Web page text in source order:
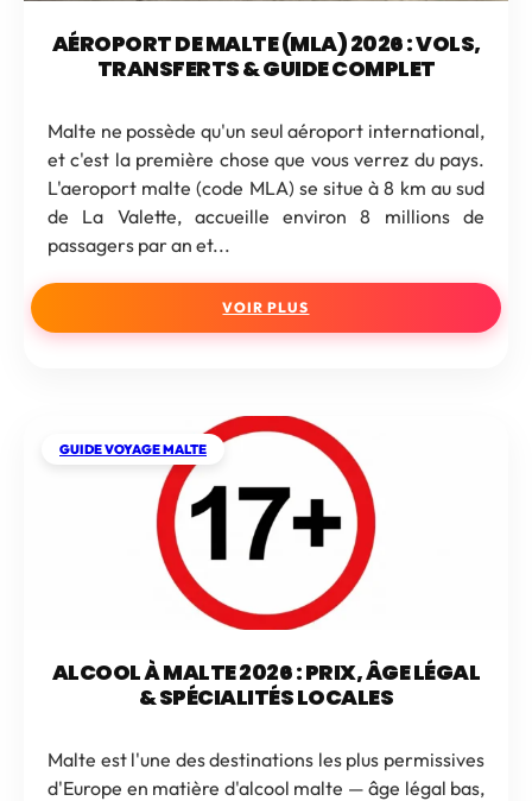
AÉROPORT DE MALTE (MLA) 2026 : VOLS,
TRANSFERTS & GUIDE COMPLET
Malte ne possède qu'un seul aéroport international,
et c'est la première chose que vous verrez du pays.
L'aeroport malte (code MLA) se situe à 8 km au sud
de La Valette, accueille environ 8 millions de
passagers par an et...
VOIR PLUS
GUIDE VOYAGE MALTE
ALCOOL À MALTE 2026 : PRIX, ÂGE LÉGAL
& SPÉCIALITÉS LOCALES
Malte est l'une des destinations les plus permissives
d'Europe en matière d'alcool malte — âge légal bas,